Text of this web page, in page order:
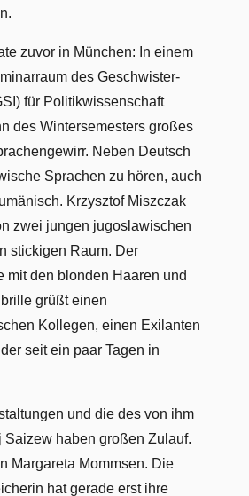
zuvor in München: In einem
des Geschwister-
für Politikwissenschaft
des Wintersemesters großes
Neben Deutsch
Sprachen zu hören, auch
Krzysztof Miszczak
zwei jungen jugoslawischen
stickigen Raum. Der
mit den blonden Haaren und
grüßt einen
Kollegen, einen Exilanten
seit ein paar Tagen in
und die des von ihm
Saizew haben großen Zulauf.
Margareta Mommsen. Die
hat gerade erst ihre